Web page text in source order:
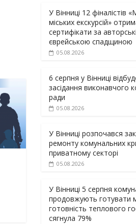
У Вінниці 12 фіналістів
міських екскурсій»
сертифікати за
єврейською спадщиною
05.08.2026
6 серпня у Вінниці
засідання виконавчого
ради
05.08.2026
У Вінниці розпочався
ремонту комунальних
приватному секторі
05.08.2026
У Вінниці 5 серпня
продовжують готувати
готовність теплового
сягнула 79%